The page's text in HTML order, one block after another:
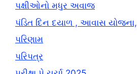
પક્ષીઓનો મધુર અવાજ
પંડિત દિન દયાળ , આવાસ યોજના,
પરિણામ
પરિપત્ર